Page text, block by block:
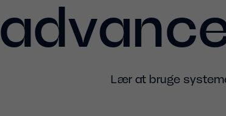
Lær at bruge